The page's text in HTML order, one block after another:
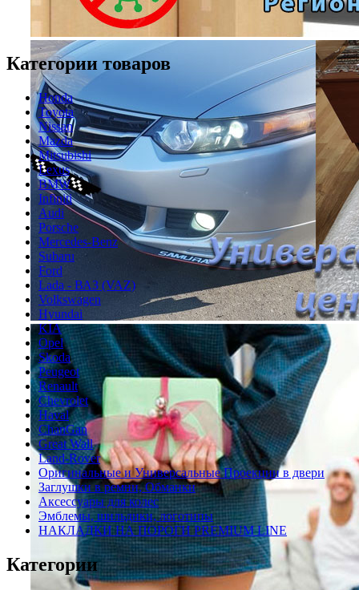
Категории товаров
Honda
Toyota
Nissan
Mazda
Mitsubishi
Lexus
BMW
Infiniti
Audi
Porsche
Mercedes-Benz
Subaru
Ford
Lada - ВАЗ (VAZ)
Volkswagen
Hyundai
KIA
Opel
Skoda
Peugeot
Renault
Chevrolet
Haval
ChanGan
Great Wall
Land-Rover
Оригинальные и Универсальные Проекции в двери
Заглушки в ремни, Обманки
Аксессуары для колес
Эмблемы, шильдики, логотипы
НАКЛАДКИ НА ПОРОГИ PREMIUM LINE
Категории